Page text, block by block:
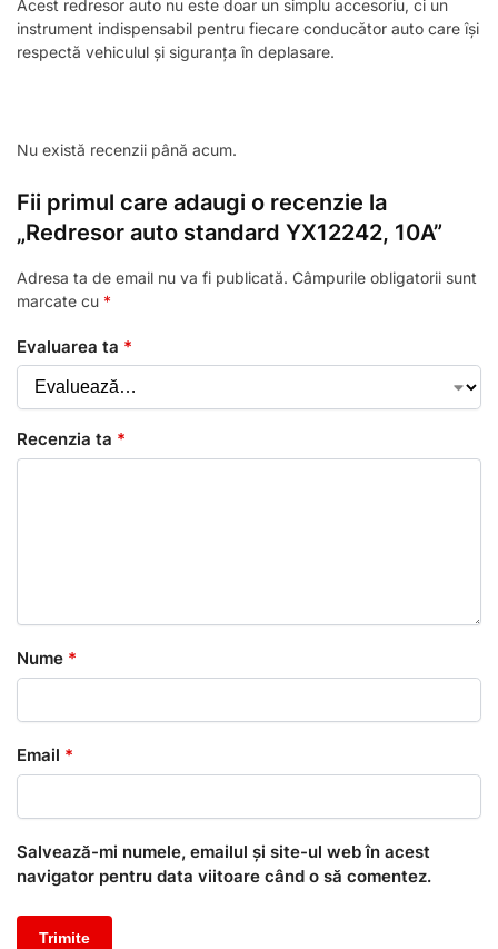
Acest redresor auto nu este doar un simplu accesoriu, ci un
instrument indispensabil pentru fiecare conducător auto care își
respectă vehiculul și siguranța în deplasare.
Nu există recenzii până acum.
Fii primul care adaugi o recenzie la
„Redresor auto standard YX12242, 10A”
Adresa ta de email nu va fi publicată. Câmpurile obligatorii sunt
marcate cu *
Evaluarea ta *
Recenzia ta *
Nume *
Email *
Salvează-mi numele, emailul și site-ul web în acest
navigator pentru data viitoare când o să comentez.